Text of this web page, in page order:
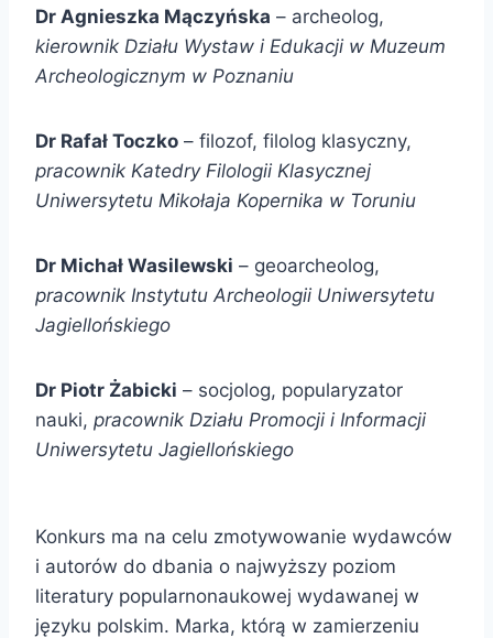
Dr Agnieszka Mączyńska – archeolog,
kierownik Działu Wystaw i Edukacji w Muzeum
Archeologicznym w Poznaniu
Dr Rafał Toczko – filozof, filolog klasyczny,
pracownik Katedry Filologii Klasycznej
Uniwersytetu Mikołaja Kopernika w Toruniu
Dr Michał Wasilewski – geoarcheolog,
pracownik Instytutu Archeologii Uniwersytetu
Jagiellońskiego
Dr Piotr Żabicki – socjolog, popularyzator
nauki, pracownik Działu Promocji i Informacji
Uniwersytetu Jagiellońskiego
Konkurs ma na celu zmotywowanie wydawców
i autorów do dbania o najwyższy poziom
literatury popularnonaukowej wydawanej w
języku polskim. Marka, którą w zamierzeniu